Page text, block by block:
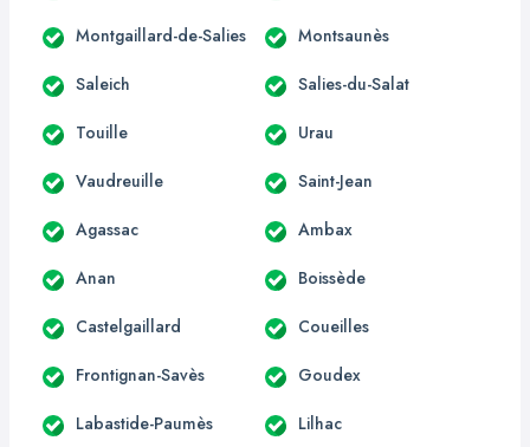
Montgaillard-de-Salies Montsaunès
Saleich Salies-du-Salat
Touille Urau
Vaudreuille Saint-Jean
Agassac Ambax
Anan Boissède
Castelgaillard Coueilles
Frontignan-Savès Goudex
Labastide-Paumès Lilhac